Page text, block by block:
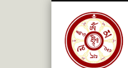
Centro Budista Tibetano
Facebook